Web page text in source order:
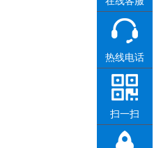
热线电话
扫一扫